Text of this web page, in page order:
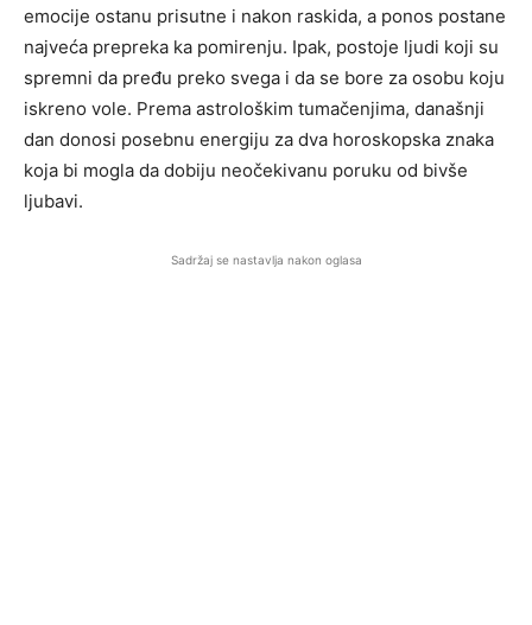
emocije ostanu prisutne i nakon raskida, a ponos postane
najveća prepreka ka pomirenju. Ipak, postoje ljudi koji su
spremni da pređu preko svega i da se bore za osobu koju
iskreno vole. Prema astrološkim tumačenjima, današnji
dan donosi posebnu energiju za dva horoskopska znaka
koja bi mogla da dobiju neočekivanu poruku od bivše
ljubavi.
Sadržaj se nastavlja nakon oglasa